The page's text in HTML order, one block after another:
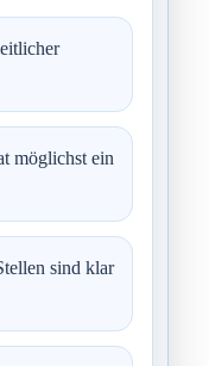
möglichst ein
sind klar